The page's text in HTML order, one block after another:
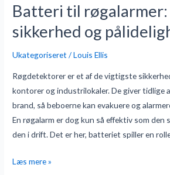
Batteri til røgalarmer:
sikkerhed og
Ukategoriseret /Louis Ellis
Røgdetektorer er et af de vigtigste
kontorer og industrilokaler. De giver tidlige
brand, så beboerne kan evakuere og
En røgalarm er dog kun så effektiv som den
den i drift. Det er her, batteriet spiller en
Batteri
røgalarmer:
Sikring
sikkerhed
og
pålidelighed
Læs mere »